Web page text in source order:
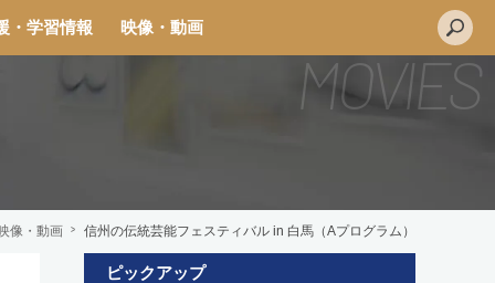
・学習情報 映像・動画
像・動画 信州の伝統芸能フェスティバル in 白馬（Aプログラム）
ピックアップ